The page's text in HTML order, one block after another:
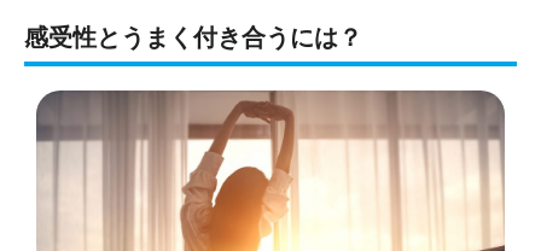
感受性とうまく付き合うには？